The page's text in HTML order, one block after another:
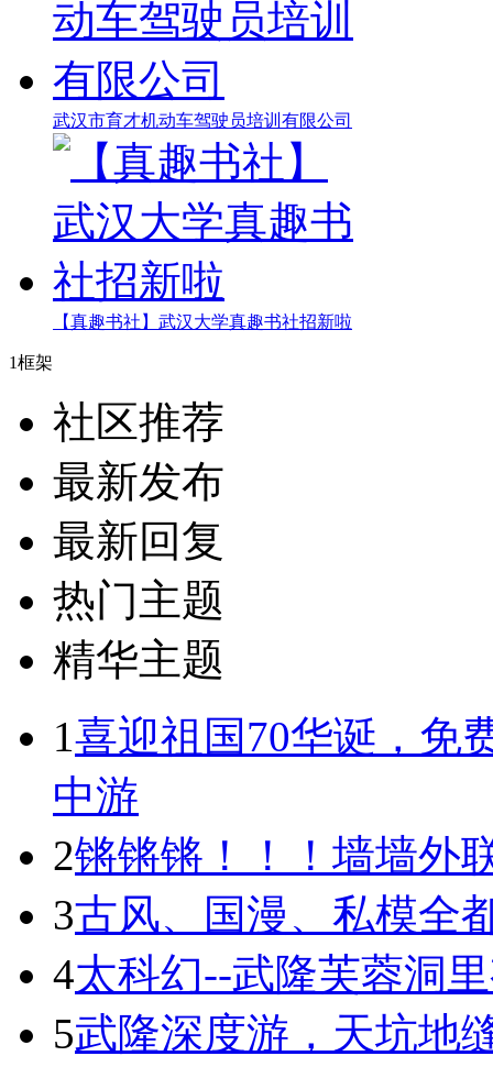
武汉市育才机动车驾驶员培训有限公司
【真趣书社】武汉大学真趣书社招新啦
1框架
社区推荐
最新发布
最新回复
热门主题
精华主题
1喜迎祖国70华诞，免
中游
2锵锵锵！！！墙墙
3古风、国漫、私模全
4太科幻--武隆芙蓉洞
5武隆深度游，天坑地